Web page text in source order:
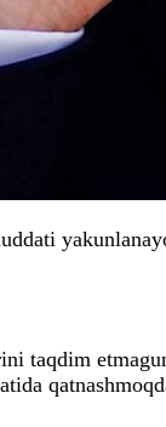
taqdim